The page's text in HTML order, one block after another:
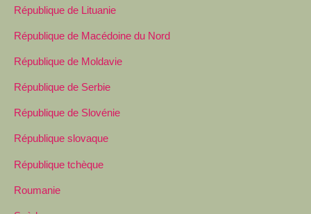
République de Lituanie
République de Macédoine du Nord
République de Moldavie
République de Serbie
République de Slovénie
République slovaque
République tchèque
Roumanie